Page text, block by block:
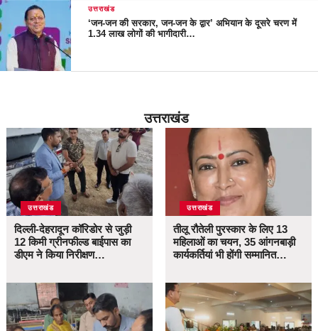
उत्तराखंड
‘जन-जन की सरकार, जन-जन के द्वार’ अभियान के दूसरे चरण में
1.34 लाख लोगों की भागीदारी…
उत्तराखंड
उत्तराखंड
दिल्ली-देहरादून कॉरिडोर से जुड़ी
12 किमी ग्रीनफील्ड बाईपास का
डीएम ने किया निरीक्षण…
उत्तराखंड
तीलू रौतेली पुरस्कार के लिए 13
महिलाओं का चयन, 35 आंगनबाड़ी
कार्यकर्तियां भी होंगी सम्मानित…